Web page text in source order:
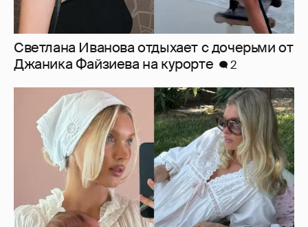
Эльза Хоск показала новорожденную дочь